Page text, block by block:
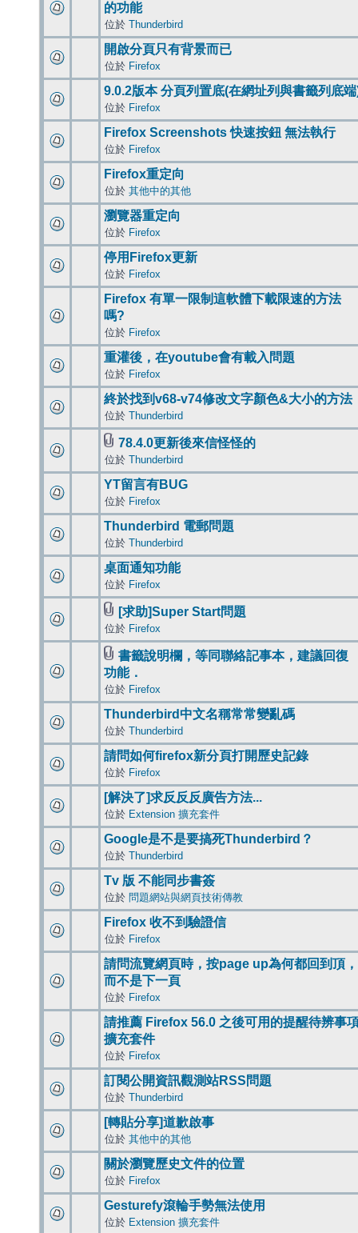
的功能
位於 Thunderbird
開啟分頁只有背景而已
位於 Firefox
9.0.2版本 分頁列置底(在網址列與書籤列底
位於 Firefox
Firefox Screenshots 快速按鈕 無法執行
位於 Firefox
Firefox重定向
位於 其他中的其他
瀏覽器重定向
位於 Firefox
停用Firefox更新
位於 Firefox
Firefox 有單一限制這軟體下載限速的方法
嗎?
位於 Firefox
重灌後，在youtube會有載入問題
位於 Firefox
終於找到v68-v74修改文字顏色&大小的方法
位於 Thunderbird
78.4.0更新後來信怪怪的
位於 Thunderbird
YT留言有BUG
位於 Firefox
Thunderbird 電郵問題
位於 Thunderbird
桌面通知功能
位於 Firefox
[求助]Super Start問題
位於 Firefox
書籤說明欄，等同聯絡記事本，建議回復
功能．
位於 Firefox
Thunderbird中文名稱常常變亂碼
位於 Thunderbird
請問如何firefox新分頁打開歷史記錄
位於 Firefox
[解決了]求反反反廣告方法...
位於 Extension 擴充套件
Google是不是要搞死Thunderbird？
位於 Thunderbird
Tv 版 不能同步書簽
位於 問題網站與網頁技術傳教
Firefox 收不到驗證信
位於 Firefox
請問流覽網頁時，按page up為何都回到頂，
而不是下一頁
位於 Firefox
請推薦 Firefox 56.0 之後可用的提醒待辨事
擴充套件
位於 Firefox
訂閱公開資訊觀測站RSS問題
位於 Thunderbird
[轉貼分享]道歉啟事
位於 其他中的其他
關於瀏覽歷史文件的位置
位於 Firefox
Gesturefy滾輪手勢無法使用
位於 Extension 擴充套件